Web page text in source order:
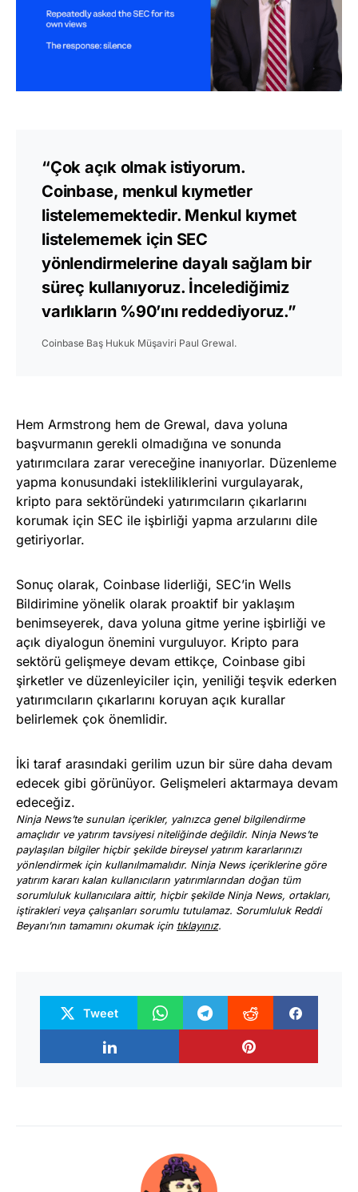
“Çok açık olmak istiyorum.
Coinbase, menkul kıymetler
listelememektedir. Menkul kıymet
listelememek için SEC
yönlendirmelerine dayalı sağlam bir
süreç kullanıyoruz. İncelediğimiz
varlıkların %90’ını reddediyoruz.”
Coinbase Baş Hukuk Müşaviri Paul Grewal.
Hem Armstrong hem de Grewal, dava yoluna
başvurmanın gerekli olmadığına ve sonunda
yatırımcılara zarar vereceğine inanıyorlar. Düzenleme
yapma konusundaki istekliliklerini vurgulayarak,
kripto para sektöründeki yatırımcıların çıkarlarını
korumak için SEC ile işbirliği yapma arzularını dile
getiriyorlar.
Sonuç olarak, Coinbase liderliği, SEC’in Wells
Bildirimine yönelik olarak proaktif bir yaklaşım
benimseyerek, dava yoluna gitme yerine işbirliği ve
açık diyalogun önemini vurguluyor. Kripto para
sektörü gelişmeye devam ettikçe, Coinbase gibi
şirketler ve düzenleyiciler için, yeniliği teşvik ederken
yatırımcıların çıkarlarını koruyan açık kurallar
belirlemek çok önemlidir.
İki taraf arasındaki gerilim uzun bir süre daha devam
edecek gibi görünüyor. Gelişmeleri aktarmaya devam
edeceğiz.
Ninja News’te sunulan içerikler, yalnızca genel bilgilendirme
amaçlıdır ve yatırım tavsiyesi niteliğinde değildir. Ninja News’te
paylaşılan bilgiler hiçbir şekilde bireysel yatırım kararlarınızı
yönlendirmek için kullanılmamalıdır. Ninja News içeriklerine göre
yatırım kararı kalan kullanıcıların yatırımlarından doğan tüm
sorumluluk kullanıcılara aittir, hiçbir şekilde Ninja News, ortakları,
iştirakleri veya çalışanları sorumlu tutulamaz. Sorumluluk Reddi
Beyanı’nın tamamını okumak için tıklayınız.
Tweet